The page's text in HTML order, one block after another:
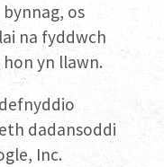
os
na fyddwch
yn llawn.
dadansoddi
Inc.